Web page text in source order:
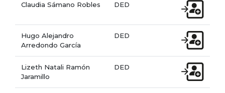
Claudia Sámano Robles DED
Hugo Alejandro
Arredondo García
DED
Lizeth Natali Ramón
Jaramillo
DED